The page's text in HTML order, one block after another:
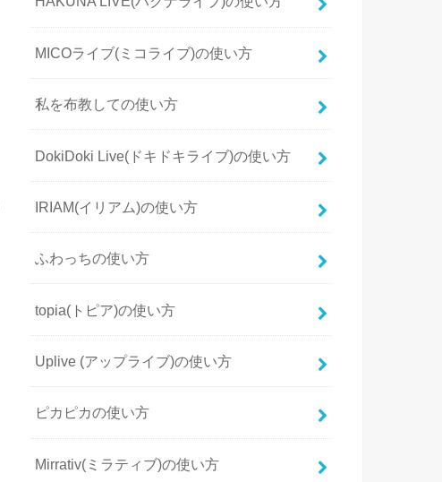
MICOライブ(ミコライブ)の使い方
私を布教しての使い方
DokiDoki Live(ドキドキライブ)の使い方
IRIAM(イリアム)の使い方
ふわっちの使い方
topia(トピア)の使い方
Uplive (アップライブ)の使い方
ピカピカの使い方
Mirrativ(ミラティブ)の使い方